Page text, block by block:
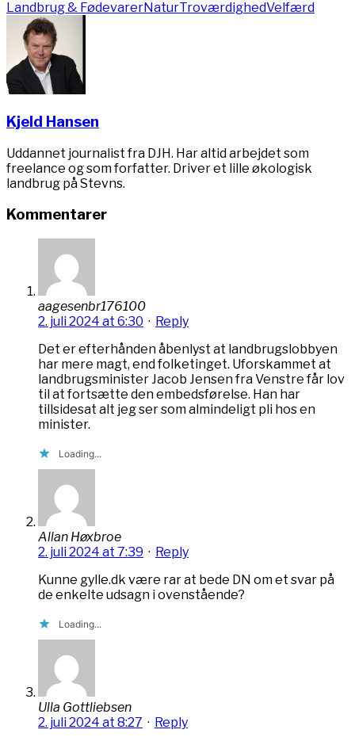
Landbrug & FødevarerNaturTroværdighedVelfærd
Kjeld Hansen
Uddannet journalist fra DJH. Har altid arbejdet som
freelance og som forfatter. Driver et lille økologisk
landbrug på Stevns.
Kommentarer
aagesenbr176100
2. juli 2024 at 6:30 · Reply
Det er efterhånden åbenlyst at landbrugslobbyen
har mere magt, end folketinget. Uforskammet at
landbrugsminister Jacob Jensen fra Venstre får lov
til at fortsætte den embedsførelse. Han har
tillsidesat alt jeg ser som almindeligt pli hos en
minister.
Loading...
Allan Høxbroe
2. juli 2024 at 7:39 · Reply
Kunne gylle.dk være rar at bede DN om et svar på
de enkelte udsagn i ovenstående?
Loading...
Ulla Gottliebsen
2. juli 2024 at 8:27 · Reply